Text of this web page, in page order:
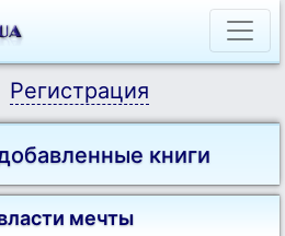
Регистрация
книги
мечты